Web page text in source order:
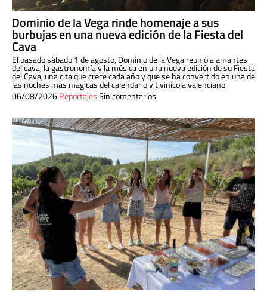
Dominio de la Vega rinde homenaje a sus
burbujas en una nueva edición de la Fiesta del
Cava
El pasado sábado 1 de agosto, Dominio de la Vega reunió a amantes
del cava, la gastronomía y la música en una nueva edición de su Fiesta
del Cava, una cita que crece cada año y que se ha convertido en una de
las noches más mágicas del calendario vitivinícola valenciano.
06/08/2026ReportajesSin comentarios